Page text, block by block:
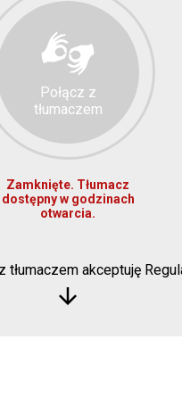
Połącz z
tłumaczem
Zamknięte. Tłumacz
dostępny w godzinach
otwarcia.
tłumaczem akceptuję
arrow_downward